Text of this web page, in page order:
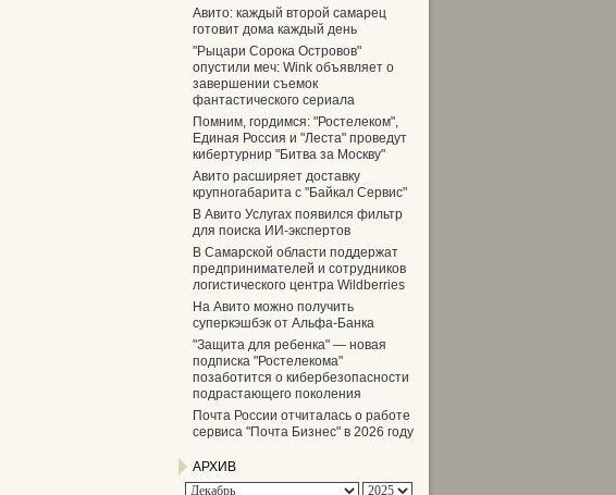
Авито: каждый второй самарец
готовит дома каждый день
"Рыцари Сорока Островов"
опустили меч: Wink объявляет о
завершении съемок
фантастического сериала
Помним, гордимся: "Ростелеком",
Единая Россия и "Леста" проведут
кибертурнир "Битва за Москву"
Авито расширяет доставку
крупногабарита с "Байкал Сервис"
В Авито Услугах появился фильтр
для поиска ИИ-экспертов
В Самарской области поддержат
предпринимателей и сотрудников
логистического центра Wildberries
На Авито можно получить
суперкэшбэк от Альфа-Банка
"Защита для ребенка" — новая
подписка "Ростелекома"
позаботится о кибербезопасности
подрастающего поколения
Почта России отчиталась о работе
сервиса "Почта Бизнес" в 2026 году
АРХИВ